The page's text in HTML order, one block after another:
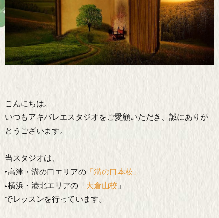
こんにちは。
いつもアキバレエスタジオをご愛顧いただき、誠にありが
とうございます。
当スタジオは、
▫高津・溝の口エリアの 「溝の口本校」
▫横浜・港北エリアの「 大倉山校 」
でレッスンを行っています。